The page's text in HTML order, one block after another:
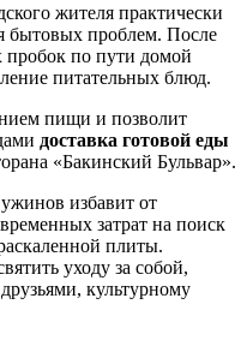
жителя практически
бытовых проблем. После
пробок по пути домой
питательных блюд.
пищи и позволит
доставка готовой еды
«Бакинский Бульвар».
избавит от
затрат на поиск
плиты.
уходу за собой,
культурному